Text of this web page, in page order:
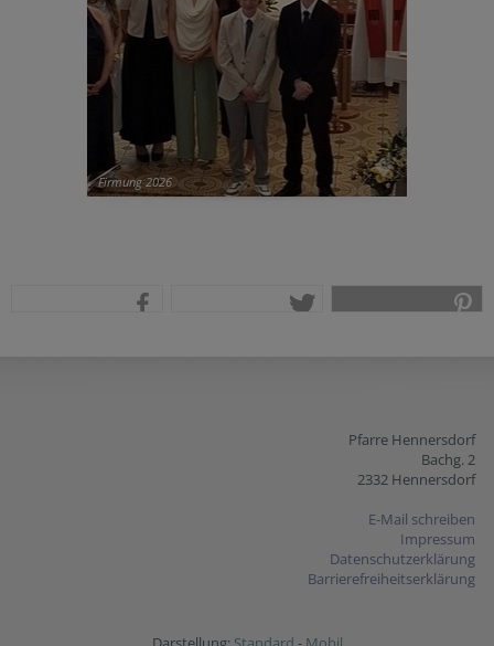
Firmung 2026
Pfarre Hennersdorf
Bachg. 2
2332 Hennersdorf
E-Mail schreiben
Impressum
Datenschutzerklärung
Barrierefreiheitserklärung